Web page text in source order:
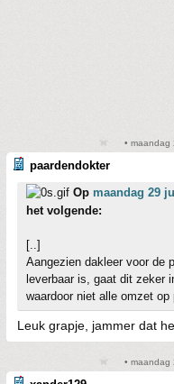
• maandag
paardendokter
Op maandag 29
het volgende:
[..]
Aangezien dakleer voor de
leverbaar is, gaat dit zeker
waardoor niet alle omzet
Leuk grapje, jammer dat
• maandag